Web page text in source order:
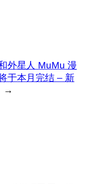
外星人 MuMu 漫
于本月完结 – 新
→